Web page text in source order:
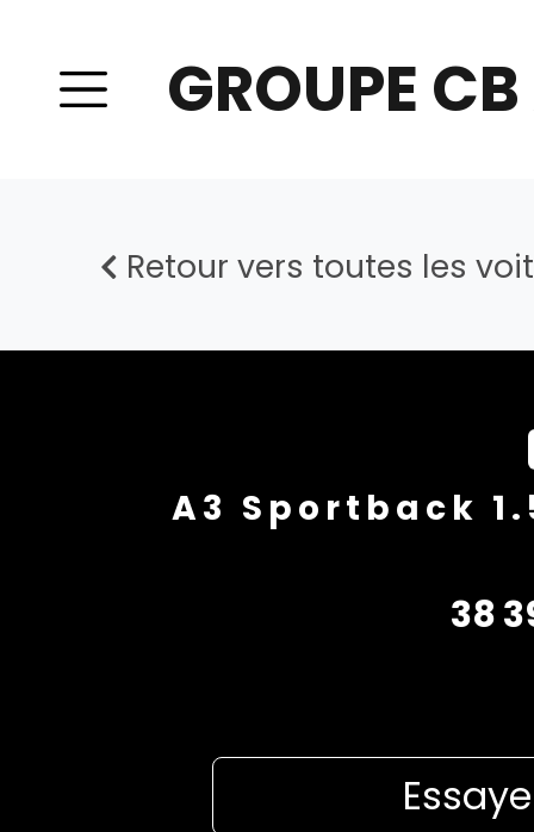
GROUPE
Retour vers toutes les
A3 Sportback
38